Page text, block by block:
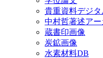
貴重資料デジ
中村哲著述ア
蔵書印画像
炭鉱画像
水素材料DB